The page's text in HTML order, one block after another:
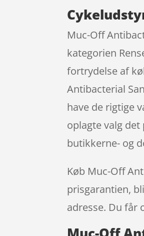
Muc-Off
kategorien
fortrydelse af
Antibacterial
have de rigtige
oplagte valg
butikkerne- og
Køb Muc-Off
prisgarantien,
adresse. Du får